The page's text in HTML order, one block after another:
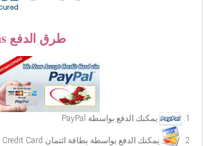
Payment Options طرق الدفع
يمكنك الدفع بواسطة PayPal
يمكنك الدفع بواسطة بطاقة ائتمان Credit Card عبر PayPal